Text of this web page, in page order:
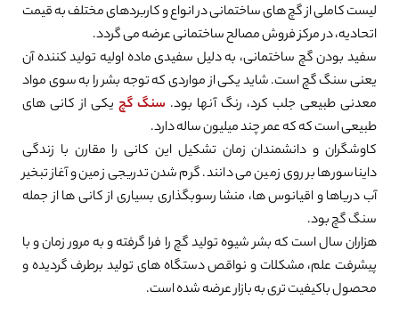
لیست کاملی از گچ های ساختمانی در انواع و کاربردهای مختلف به قیمت
اتحادیه، در مرکز فروش مصالح ساختمانی عرضه می گردد.
سفید بودن گچ ساختمانی، به دلیل سفیدی ماده اولیه تولید کننده آن
یعنی سنگ گچ است. شاید یکی از مواردی که توجه بشر را به سوی مواد
معدنی طبیعی جلب کرد، رنگ آنها بود. سنگ گچ یکی از کانی های
طبیعی است که که عمر چند میلیون ساله دارد.
کاوشگران و دانشمندان زمان تشکیل این کانی را مقارن با زندگی
دایناسورها بر روی زمین می دانند. گرم شدن تدریجی زمین و آغاز تبخیر
آب دریاها و اقیانوس ها، منشا رسوبگذاری بسیاری از کانی ها از جمله
سنگ گچ بود.
هزاران سال است که بشر شیوه تولید گچ را فرا گرفته و به مرور زمان و با
پیشرفت علم، مشکلات و نواقص دستگاه های تولید برطرف گردیده و
محصول باکیفیت تری به بازار عرضه شده است.